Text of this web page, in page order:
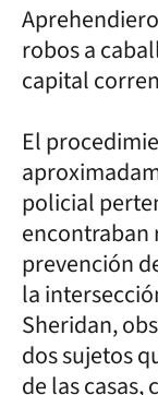
robos a
capital
El
policial
encontraban
prevención
la
Sheridan,
dos sujetos
de las